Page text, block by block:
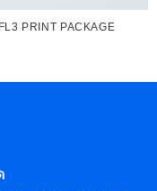
FL3 PRINT PACKAGE